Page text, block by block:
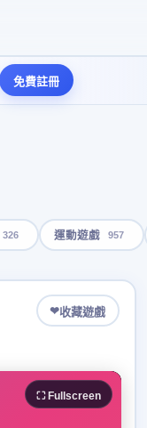
免費註冊
326 運動遊戲 957
❤收藏遊戲
⛶ Fullscreen